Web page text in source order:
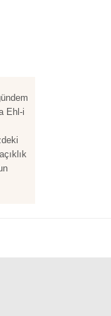
Ehl-i